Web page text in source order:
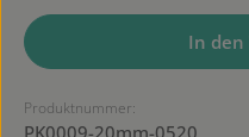
In den
Produktnummer: